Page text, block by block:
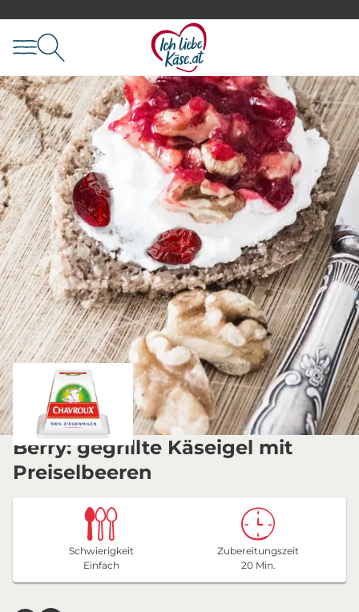
Berry: gegrillte Käseigel mit
Preiselbeeren
Schwierigkeit
Einfach
Zubereitungszeit
20 Min.